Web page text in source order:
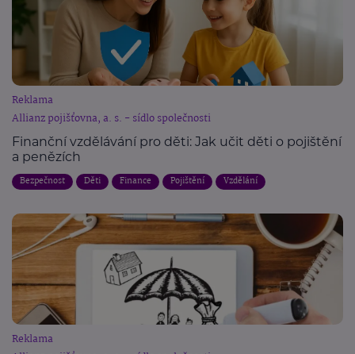
Reklama
Allianz pojišťovna, a. s. - sídlo společnosti
Finanční vzdělávání pro děti: Jak učit děti o pojištění
a penězích
Bezpečnost Děti Finance Pojištění Vzdělání
Reklama